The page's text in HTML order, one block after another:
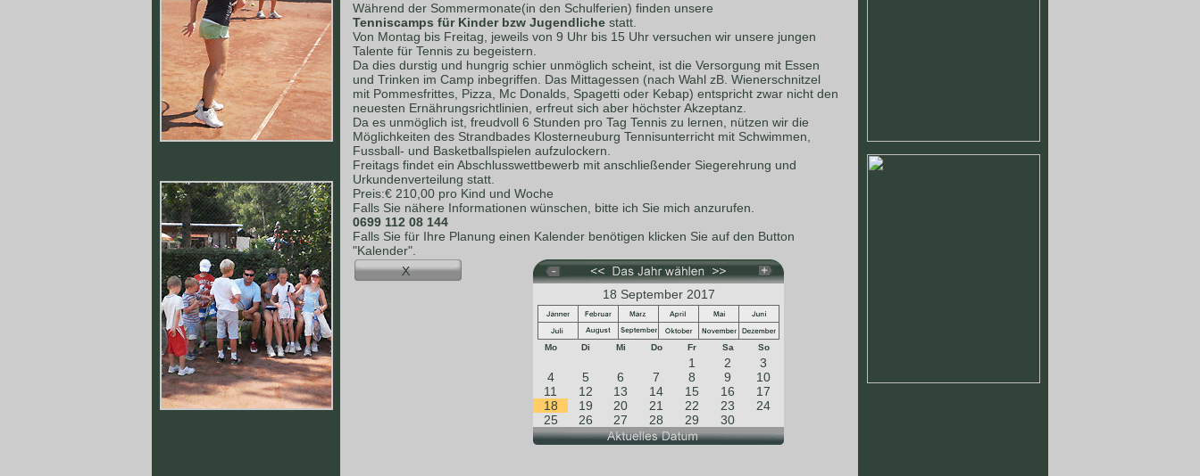
Während der Sommermonate(in den Schulferien) finden unsere
Tenniscamps für Kinder bzw Jugendliche statt.
Von Montag bis Freitag, jeweils von 9 Uhr bis 15 Uhr versuchen wir unsere jungen
Talente für Tennis zu begeistern.
Da dies durstig und hungrig schier unmöglich scheint, ist die Versorgung mit Essen
und Trinken im Camp inbegriffen. Das Mittagessen (nach Wahl zB. Wienerschnitzel
mit Pommesfrittes, Pizza, Mc Donalds, Spagetti oder Kebap) entspricht zwar nicht den
neuesten Ernährungsrichtlinien, erfreut sich aber höchster Akzeptanz.
Da es unmöglich ist, freudvoll 6 Stunden pro Tag Tennis zu lernen, nützen wir die
Möglichkeiten des Strandbades Klosterneuburg Tennisunterricht mit Schwimmen,
Fussball- und Basketballspielen aufzulockern.
Freitags findet ein Abschlusswettbewerb mit anschließender Siegerehrung und
Urkundenverteilung statt.
Preis:€ 210,00 pro Kind und Woche
Falls Sie nähere Informationen wünschen, bitte ich Sie mich anzurufen.
0699 112 08 144
Falls Sie für Ihre Planung einen Kalender benötigen klicken Sie auf den Button
"Kalender".
18 September 2017
Mo Di Mi Do Fr Sa So
1 2
3
4
5 6 7 8 9
10
11
12 13 14 15 16
17
18
19 20 21 22 23
24
25
26 27 28 29 30